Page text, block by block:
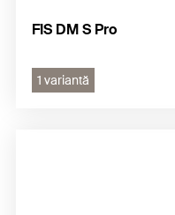
FIS DM S Pro
1 variantă